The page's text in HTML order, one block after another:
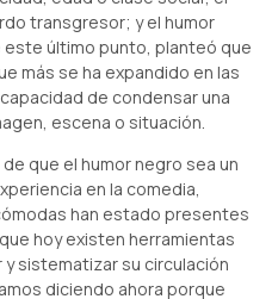
transgresor; y el humor
este último punto, planteó que
más se ha expandido en las
de condensar una
escena o situación.
que el humor negro sea un
en la comedia,
han estado presentes
hoy existen herramientas
sistematizar su circulación
diciendo ahora porque